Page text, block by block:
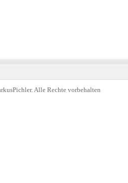
Alle Rechte vorbehalten